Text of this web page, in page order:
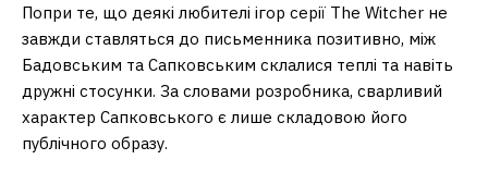
Попри те, що деякі любителі ігор серії The Witcher не
завжди ставляться до письменника позитивно, між
Бадовським та Сапковським склалися теплі та навіть
дружні стосунки. За словами розробника, сварливий
характер Сапковського є лише складовою його
публічного образу.